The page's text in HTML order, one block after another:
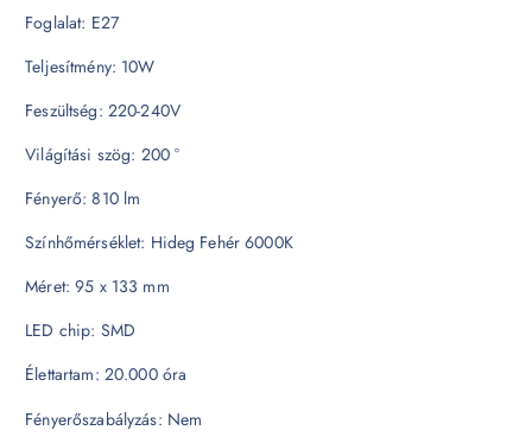
Foglalat: E27
Teljesítmény: 10W
Feszültség: 220-240V
Világítási szög: 200 °
Fényerő: 810 lm
Színhőmérséklet: Hideg Fehér 6000K
Méret: 95 x 133 mm
LED chip: SMD
Élettartam: 20.000 óra
Fényerőszabályzás: Nem